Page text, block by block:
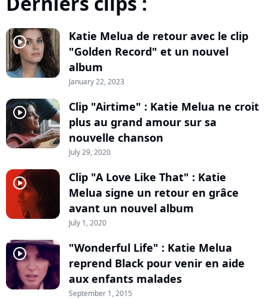
player2
Katie Melua de retour avec le clip
"Golden Record" et un nouvel
album
January 22, 2023
player2
Clip "Airtime" : Katie Melua ne croit
plus au grand amour sur sa
nouvelle chanson
July 29, 2020
player2
Clip "A Love Like That" : Katie
Melua signe un retour en grâce
avant un nouvel album
July 1, 2020
player2
"Wonderful Life" : Katie Melua
reprend Black pour venir en aide
aux enfants malades
September 1, 2015